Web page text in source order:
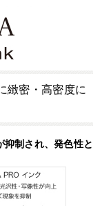
緻密・高密度に
制され、発色性と